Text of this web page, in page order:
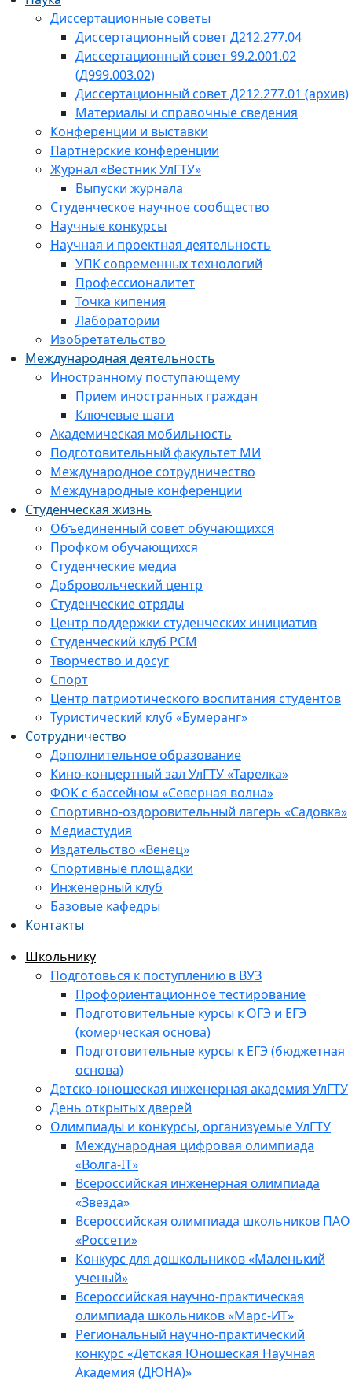
Диссертационные советы
Диссертационный совет Д212.277.04
Диссертационный совет 99.2.001.02
(Д999.003.02)
Диссертационный совет Д212.277.01 (архив)
Материалы и справочные сведения
Конференции и выставки
Партнёрские конференции
Журнал «Вестник УлГТУ»
Выпуски журнала
Студенческое научное сообщество
Научные конкурсы
Научная и проектная деятельность
УПК современных технологий
Профессионалитет
Точка кипения
Лаборатории
Изобретательство
Международная деятельность
Иностранному поступающему
Прием иностранных граждан
Ключевые шаги
Академическая мобильность
Подготовительный факультет МИ
Международное сотрудничество
Международные конференции
Студенческая жизнь
Объединенный совет обучающихся
Профком обучающихся
Студенческие медиа
Добровольческий центр
Студенческие отряды
Центр поддержки студенческих инициатив
Студенческий клуб РСМ
Творчество и досуг
Спорт
Центр патриотического воспитания студентов
Туристический клуб «Бумеранг»
Сотрудничество
Дополнительное образование
Кино-концертный зал УлГТУ «Тарелка»
ФОК с бассейном «Северная волна»
Спортивно-оздоровительный лагерь «Садовка»
Медиастудия
Издательство «Венец»
Спортивные площадки
Инженерный клуб
Базовые кафедры
Контакты
Школьнику
Подготовься к поступлению в ВУЗ
Профориентационное тестирование
Подготовительные курсы к ОГЭ и ЕГЭ
(комерческая основа)
Подготовительные курсы к ЕГЭ (бюджетная
основа)
Детско-юношеская инженерная академия УлГТУ
День открытых дверей
Олимпиады и конкурсы, организуемые УлГТУ
Международная цифровая олимпиада
«Волга-IT»
Всероссийская инженерная олимпиада
«Звезда»
Всероссийская олимпиада школьников ПАО
«Россети»
Конкурс для дошкольников «Маленький
ученый»
Всероссийская научно-практическая
олимпиада школьников «Марс-ИТ»
Региональный научно-практический
конкурс «Детская Юношеская Научная
Академия (ДЮНА)»